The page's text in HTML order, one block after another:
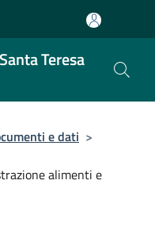
Teresa
e dati >
alimenti e